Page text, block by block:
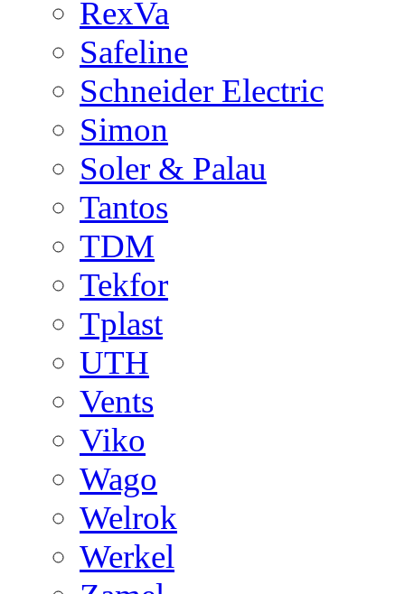
RexVa
Safeline
Schneider Electric
Simon
Soler & Palau
Tantos
TDM
Tekfor
Tplast
UTH
Vents
Viko
Wago
Welrok
Werkel